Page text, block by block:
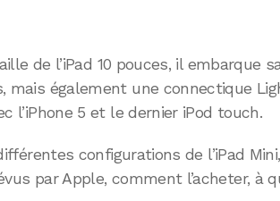
de l’iPad 10 pouces, il embarque
mais également une connectique
l’iPhone 5 et le dernier iPod touch.
configurations de l’iPad
par Apple, comment l’acheter, à